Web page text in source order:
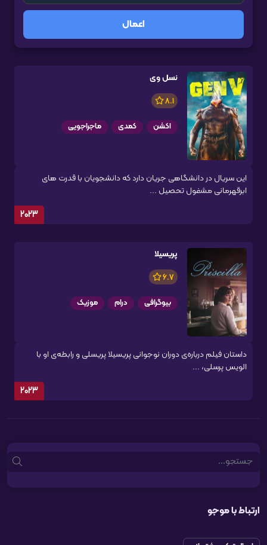
اعمال
نسل وی
8.1
اکشن کمدی ماجراجویی
این سریال در دانشگاهی جریان دارد که دانشجویان با قدرت های
ابرقهرمانی مشغول تحصیل ...
2023
پریسیلا
6.7
بیوگرافی درام موزیک
داستان فیلم درباره‌ی دوران نوجوانی پریسیلا پریسلی و رابطه‌ی او با
الویس پرسلی، ...
2023
Search
ارتباط با موجو